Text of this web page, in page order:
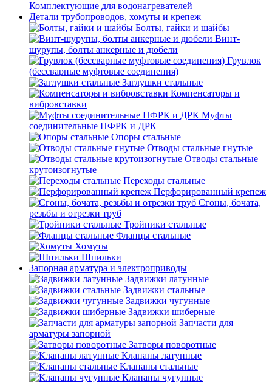
Комплектующие для водонагревателей
Детали трубопроводов, хомуты и крепеж
Болты, гайки и шайбы
Винт-
шурупы, болты анкерные и дюбели
Грувлок
(бессварные муфтовые соединения)
Заглушки стальные
Компенсаторы и
вибровставки
Муфты
соединительные ПФРК и ДРК
Опоры стальные
Отводы стальные гнутые
Отводы стальные
крутоизогнутые
Переходы стальные
Перфорированный крепеж
Сгоны, бочата,
резьбы и отрезки труб
Тройники стальные
Фланцы стальные
Хомуты
Шпильки
Запорная арматура и электроприводы
Задвижки латунные
Задвижки стальные
Задвижки чугунные
Задвижки шиберные
Запчасти для
арматуры запорной
Затворы поворотные
Клапаны латунные
Клапаны стальные
Клапаны чугунные